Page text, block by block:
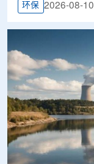
环保 2026-08-10